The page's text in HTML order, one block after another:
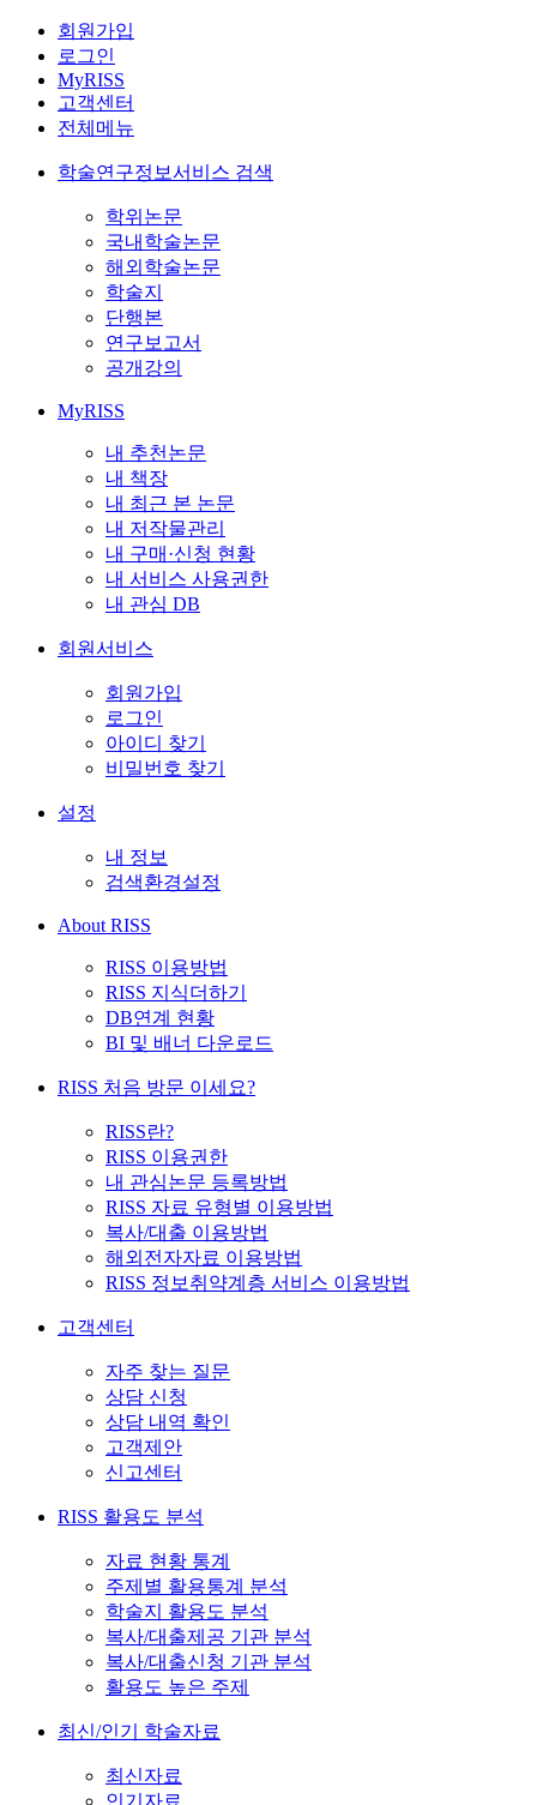
회원가입
로그인
MyRISS
고객센터
전체메뉴
학술연구정보서비스 검색
학위논문
국내학술논문
해외학술논문
학술지
단행본
연구보고서
공개강의
MyRISS
내 추천논문
내 책장
내 최근 본 논문
내 저작물관리
내 구매·신청 현황
내 서비스 사용권한
내 관심 DB
회원서비스
회원가입
로그인
아이디 찾기
비밀번호 찾기
설정
내 정보
검색환경설정
About RISS
RISS 이용방법
RISS 지식더하기
DB연계 현황
BI 및 배너 다운로드
RISS 처음 방문 이세요?
RISS란?
RISS 이용권한
내 관심논문 등록방법
RISS 자료 유형별 이용방법
복사/대출 이용방법
해외전자자료 이용방법
RISS 정보취약계층 서비스 이용방법
고객센터
자주 찾는 질문
상담 신청
상담 내역 확인
고객제안
신고센터
RISS 활용도 분석
자료 현황 통계
주제별 활용통계 분석
학술지 활용도 분석
복사/대출제공 기관 분석
복사/대출신청 기관 분석
활용도 높은 주제
최신/인기 학술자료
최신자료
인기자료